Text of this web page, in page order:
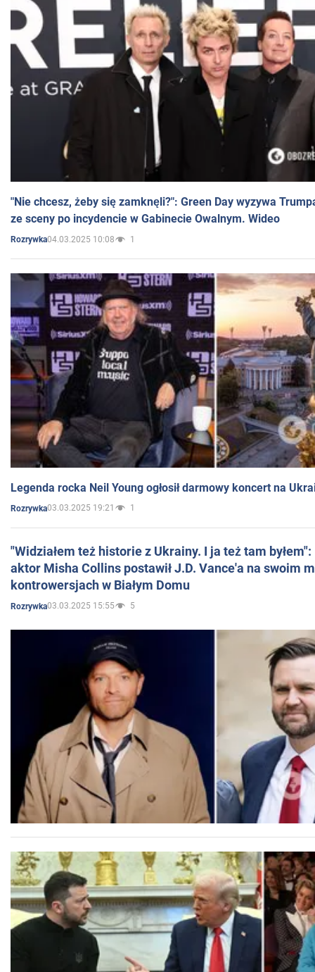
"Nie chcesz, żeby się zamknęli?": Green Day wyzywa
ze sceny po incydencie w Gabinecie Owalnym. Wideo
Rozrywka04.03.2025 10:08 1
Legenda rocka Neil Young ogłosił darmowy koncert na
Rozrywka03.03.2025 19:21 1
"Widziałem też historie z Ukrainy. I ja też tam
aktor Misha Collins postawił J.D. Vance'a na swoim
kontrowersjach w Białym Domu
Rozrywka03.03.2025 15:55 5